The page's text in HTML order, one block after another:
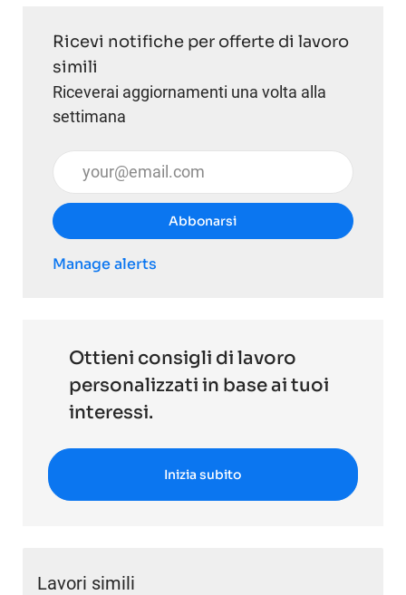
Ricevi notifiche per offerte di lavoro
simili
Riceverai aggiornamenti una volta alla
settimana
Inserisci l'indirizzo email (obbligatorio)
Abbonarsi
Manage alerts
Ottieni consigli di lavoro
personalizzati in base ai tuoi
interessi.
Inizia subito
Lavori simili